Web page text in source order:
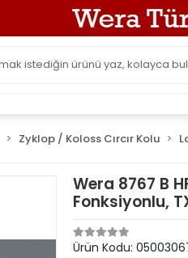
Zyklop / Koloss Cırcır Kolu
Wera 8767 B
Fonksiyonlu,
Ürün Kodu: